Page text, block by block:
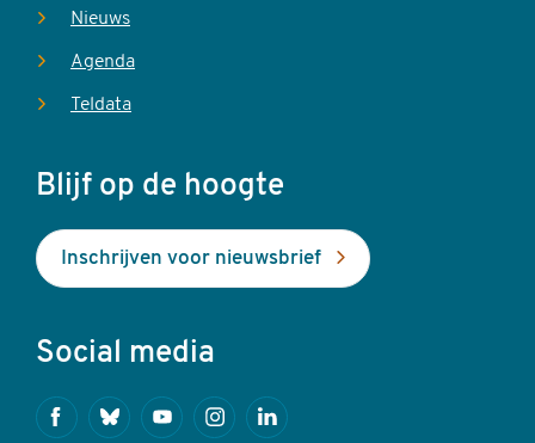
Nieuws
Agenda
Teldata
Blijf op de hoogte
Inschrijven voor nieuwsbrief
Social media
FacebookBlueskyYoutubeInstagramLinkedin